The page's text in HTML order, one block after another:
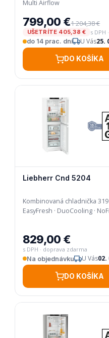
Multi Airflow
799,00 €1 204,38 €
UŠETRÍTE 405,38 €
s DPH
do 14 prac. dní
U Vás25.
DO KOŠÍKA
Liebherr Cnd 5204
Kombinovaná chladnička 319 l
EasyFresh ·
829,00 €
s DPH · doprava zdarma
Na objednávku
U Vás02.
DO KOŠÍKA